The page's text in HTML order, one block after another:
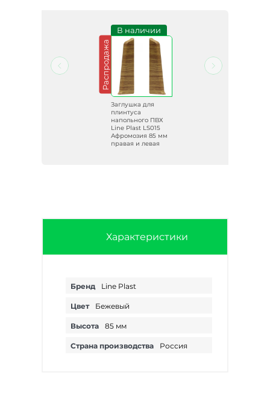
Распродажа
В наличии
Заглушка для
плинтуса
напольного ПВХ
Line Plast LS015
Афромозия 85 мм
правая и левая
Характеристики
Бренд Line Plast
Цвет Бежевый
Высота 85 мм
Страна производства Россия